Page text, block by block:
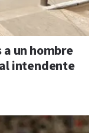
un hombre
intendente